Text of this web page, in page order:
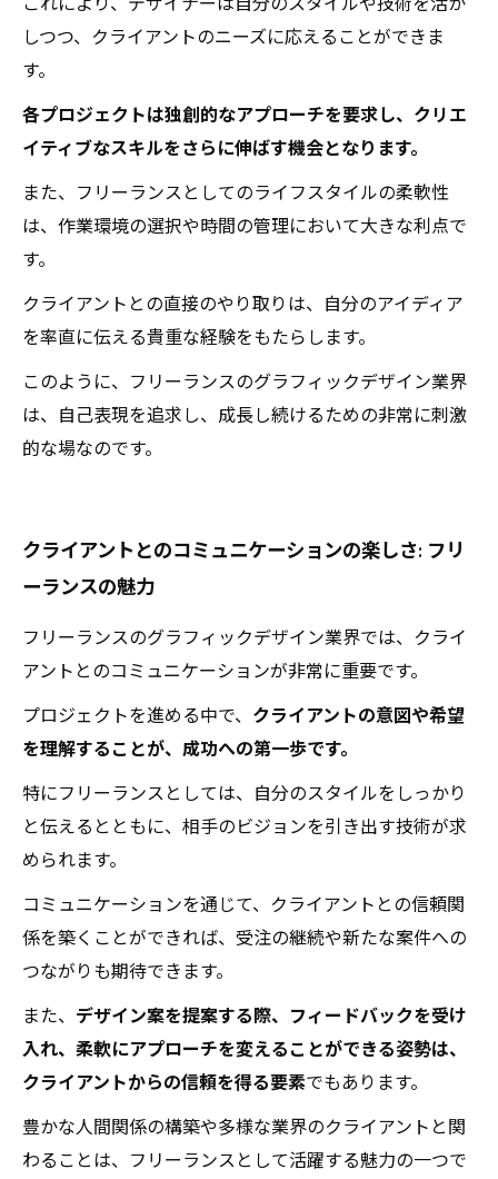
しつつ、クライアントのニーズに応えることができま
す。
各プロジェクトは独創的なアプローチを要求し、クリエ
イティブなスキルをさらに伸ばす機会となります。
また、フリーランスとしてのライフスタイルの柔軟性
は、作業環境の選択や時間の管理において大きな利点で
す。
クライアントとの直接のやり取りは、自分のアイディア
を率直に伝える貴重な経験をもたらします。
このように、フリーランスのグラフィックデザイン業界
は、自己表現を追求し、成長し続けるための非常に刺激
的な場なのです。
クライアントとのコミュニケーションの楽しさ: フリ
ーランスの魅力
フリーランスのグラフィックデザイン業界では、クライ
アントとのコミュニケーションが非常に重要です。
プロジェクトを進める中で、 クライアントの意図や希望
を理解することが、成功への第一歩です。
特にフリーランスとしては、自分のスタイルをしっかり
と伝えるとともに、相手のビジョンを引き出す技術が求
められます。
コミュニケーションを通じて、クライアントとの信頼関
係を築くことができれば、受注の継続や新たな案件への
つながりも期待できます。
また、 デザイン案を提案する際、フィードバックを受け
入れ、柔軟にアプローチを変えることができる姿勢は、
クライアントからの信頼を得る要素でもあります。
豊かな人間関係の構築や多様な業界のクライアントと関
わることは、フリーランスとして活躍する魅力の一つで